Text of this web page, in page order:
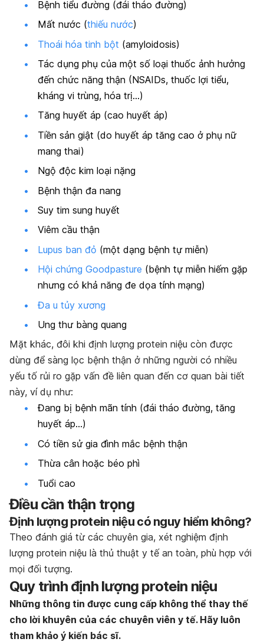
Bệnh tiểu đường (đái tháo đường)
Mất nước (thiếu nước)
Thoái hóa tinh bột (amyloidosis)
Tác dụng phụ của một số loại thuốc ảnh hưởng
đến chức năng thận (NSAIDs, thuốc lợi tiểu,
kháng vi trùng, hóa trị…)
Tăng huyết áp (cao huyết áp)
Tiền sản giật (do huyết áp tăng cao ở phụ nữ
mang thai)
Ngộ độc kim loại nặng
Bệnh thận đa nang
Suy tim sung huyết
Viêm cầu thận
Lupus ban đỏ (một dạng bệnh tự miễn)
Hội chứng Goodpasture (bệnh tự miễn hiếm gặp
nhưng có khả năng đe dọa tính mạng)
Đa u tủy xương
Ung thư bàng quang
Mặt khác, đôi khi định lượng protein niệu còn được
dùng để sàng lọc bệnh thận ở những người có nhiều
yếu tố rủi ro gặp vấn đề liên quan đến cơ quan bài tiết
này, ví dụ như:
Đang bị bệnh mãn tính (đái tháo đường, tăng
huyết áp…)
Có tiền sử gia đình mắc bệnh thận
Thừa cân hoặc béo phì
Tuổi cao
Điều cần thận trọng
Định lượng protein niệu có nguy hiểm không?
Theo đánh giá từ các chuyên gia, xét nghiệm định
lượng protein niệu là thủ thuật y tế an toàn, phù hợp với
mọi đối tượng.
Quy trình định lượng protein niệu
Những thông tin được cung cấp không thể thay thế
cho lời khuyên của các chuyên viên y tế. Hãy luôn
tham khảo ý kiến bác sĩ.